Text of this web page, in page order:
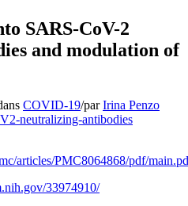
SARS-CoV-2
and modulation of
COVID-19/parIrina Penzo
neutralizing-antibodies
articles/PMC8064868/pdf/
33974910/